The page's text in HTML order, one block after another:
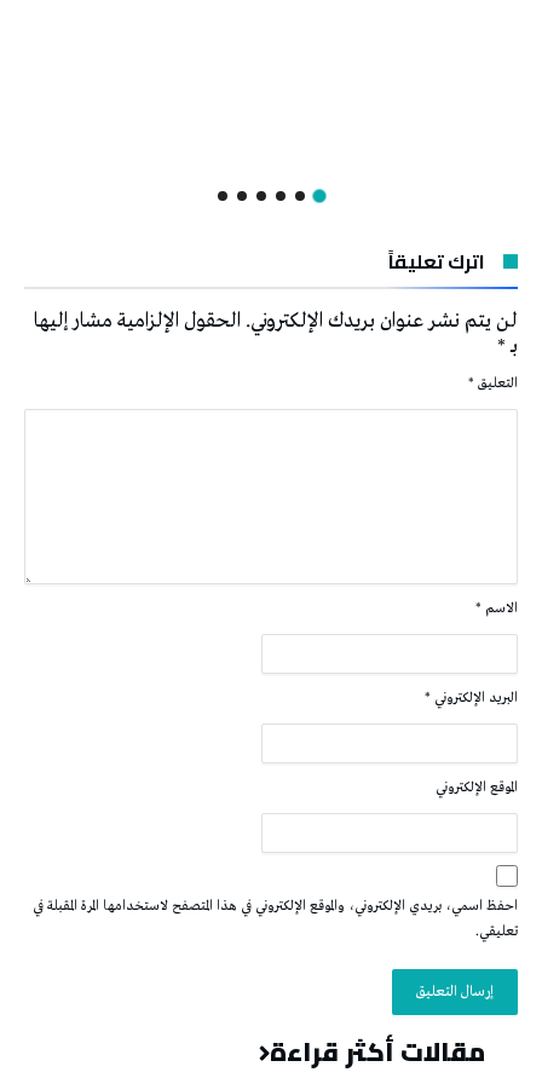
اترك تعليقاً
لن يتم نشر عنوان بريدك الإلكتروني. الحقول الإلزامية مشار إليها
بـ*
التعليق *
الاسم *
البريد الإلكتروني *
الموقع الإلكتروني
احفظ اسمي، بريدي الإلكتروني، والموقع الإلكتروني في هذا المتصفح لاستخدامها المرة المقبلة في
تعليقي.
مقالات أكثر قراءة